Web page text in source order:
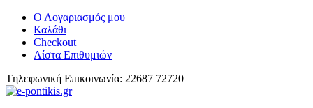
Ο Λογαριασμός μου
Καλάθι
Checkout
Λίστα Επιθυμιών
Tηλεφωνική Επικοινωνία: 22687 72720